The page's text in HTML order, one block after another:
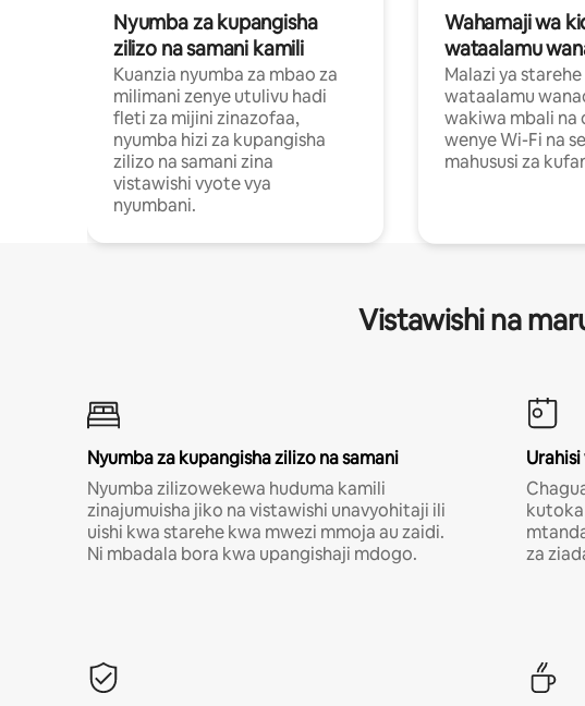
Nyumba za kupangisha
zilizo na samani kamili
Kuanzia nyumba za mbao za
milimani zenye utulivu hadi
fleti za mijini zinazofaa,
nyumba hizi za kupangisha
zilizo na samani zina
vistawishi vyote vya
nyumbani.
Wahamaji wa
wataalamu
Malazi ya
wataalamu
wakiwa mbali na
wenye Wi-Fi na
mahususi za
Vistawishi na
Nyumba za kupangisha zilizo na samani
Nyumba zilizowekewa huduma kamili
zinajumuisha jiko na vistawishi unavyohitaji ili
uishi kwa starehe kwa mwezi mmoja au zaidi.
Ni mbadala bora kwa upangishaji mdogo.
kutoka
za